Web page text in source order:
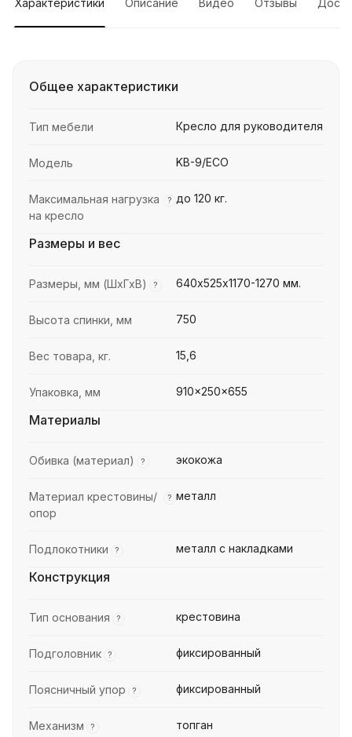
Характеристики Описание Видео Отзывы
Общее характеристики
Тип мебели Кресло для руководителя
Модель KB-9/ECO
Максимальная нагрузка
на кресло
? до 120 кг.
Размеры и вес
Размеры, мм (ШхГхВ) ? 640х525х1170-1270 мм.
Высота спинки, мм 750
Вес товара, кг. 15,6
Упаковка, мм 910x250x655
Материалы
Обивка (материал) ? экокожа
Материал крестовины/
опор
? металл
Подлокотники ? металл с накладками
Конструкция
Тип основания ? крестовина
Подголовник ? фиксированный
Поясничный упор ? фиксированный
Механизм ? топган